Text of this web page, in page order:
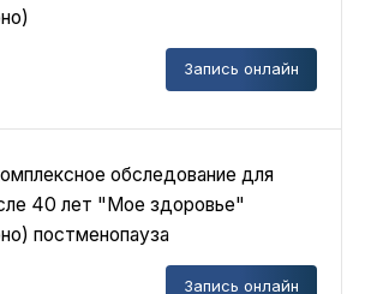
Запись онлайн
обследование для
40 лет "Мое здоровье"
постменопауза
Запись онлайн